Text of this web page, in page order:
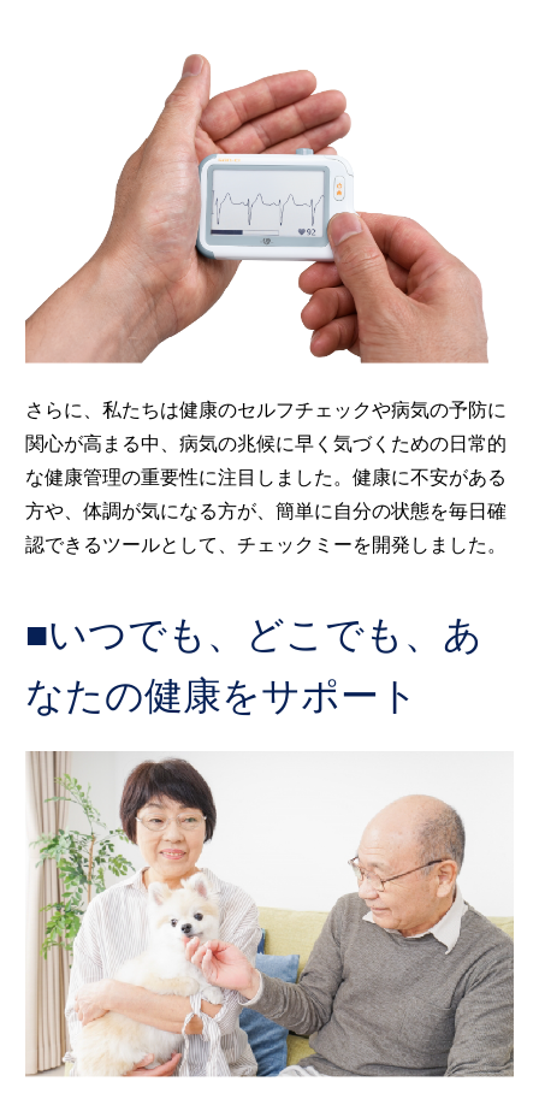
さらに、私たちは健康のセルフチェックや病気の予防に
関心が高まる中、病気の兆候に早く気づくための日常的
な健康管理の重要性に注目しました。健康に不安がある
方や、体調が気になる方が、簡単に自分の状態を毎日確
認できるツールとして、チェックミーを開発しました。
■いつでも、どこでも、あ
なたの健康をサポート